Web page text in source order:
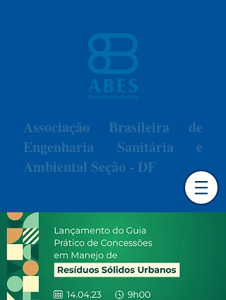
Associação Brasileira de
Engenharia Sanitária e
Ambiental Seção - DF